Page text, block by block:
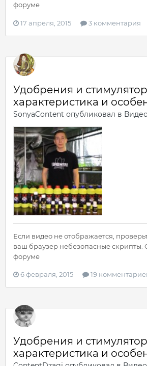
форуме
17 апреля, 2015 3 комментария
Удобрения и
характеристика и
SonyaContent опубликовал в
Если видео не отображается,
ваш браузер небезопасные скрипты.
форуме
6 февраля, 2015 19
Удобрения и
характеристика и